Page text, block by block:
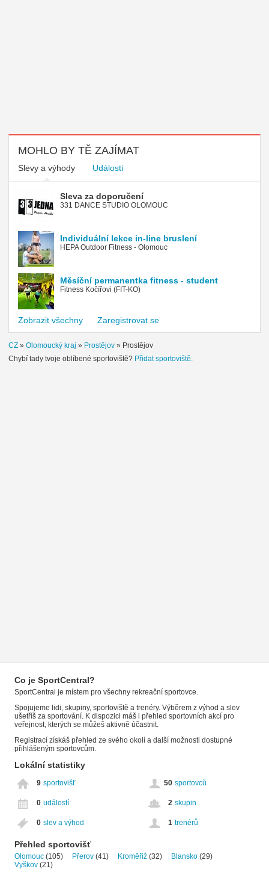
MOHLO BY TĚ ZAJÍMAT
Slevy a výhody Události
Sleva za doporučení
331 DANCE STUDIO OLOMOUC
Individuální lekce in-line bruslení
HEPA Outdoor Fitness - Olomouc
Měsíční permanentka fitness - student
Fitness Kočířovi (FIT-KO)
Zobrazit všechny Zaregistrovat se
CZ » Olomoucký kraj » Prostějov » Prostějov
Chybí tady tvoje oblíbené sportoviště? Přidat sportoviště.
Co je SportCentral?
SportCentral je místem pro všechny rekreační sportovce.
Spojujeme lidi, skupiny, sportoviště a trenéry. Výběrem z výhod a slev
ušetříš za sportování. K dispozici máš i přehled sportovních akcí pro
veřejnost, kterých se můžeš aktivně účastnit.
Registrací získáš přehled ze svého okolí a další možnosti dostupné
přihlášeným sportovcům.
Lokální statistiky
9 sportovišť 50 sportovců
0 událostí 2 skupin
0 slev a výhod 1 trenérů
Přehled sportovišť
Olomouc (105) Přerov (41) Kroměříž (32) Blansko (29)
Vyškov (21)